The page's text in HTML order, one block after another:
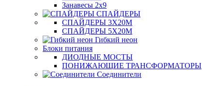
Занавесы 2х9
СПАЙДЕРЫ
СПАЙДЕРЫ 3Х20М
СПАЙДЕРЫ 5Х20М
Гибкий неон
Блоки питания
ДИОДНЫЕ МОСТЫ
ПОНИЖАЮЩИЕ ТРАНСФОРМАТОРЫ
Соединители